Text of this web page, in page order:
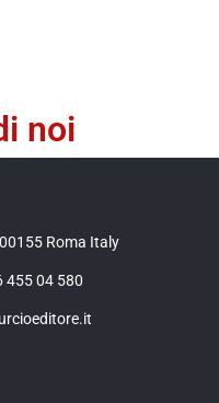
noi
Roma Italy
455 04 580